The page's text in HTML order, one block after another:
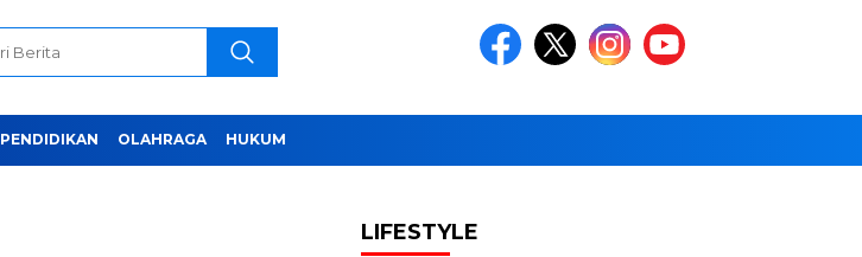
PENDIDIKAN OLAHRAGA HUKUM
LIFESTYLE